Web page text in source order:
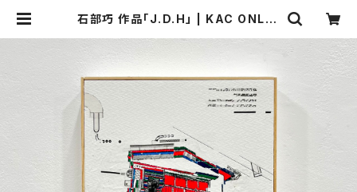
石部巧 作品「J.D.H」 | KAC ONLIN